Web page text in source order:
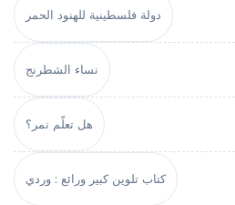
دولة فلسطينية للهنود الحمر
نساء الشطرنج
هل تعلّم نمر؟
كتاب تلوين كبير ورائع : وردي